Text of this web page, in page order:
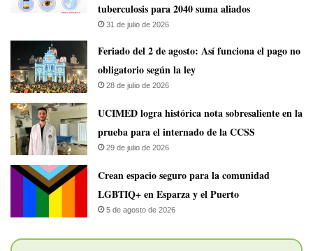
tuberculosis para 2040 suma aliados
31 de julio de 2026
Feriado del 2 de agosto: Así funciona el pago no
obligatorio según la ley
28 de julio de 2026
UCIMED logra histórica nota sobresaliente en la
prueba para el internado de la CCSS
29 de julio de 2026
Crean espacio seguro para la comunidad
LGBTIQ+ en Esparza y el Puerto
5 de agosto de 2026